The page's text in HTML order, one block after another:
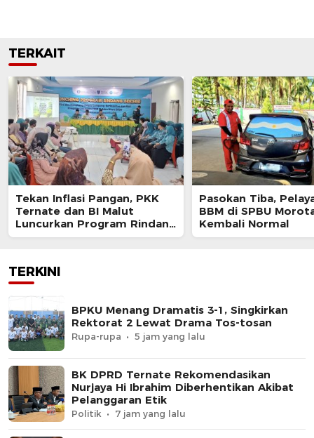
TERKAIT
Tekan Inflasi Pangan, PKK
Ternate dan BI Malut
Luncurkan Program Rindang
Berseri
Pasokan Tiba,
BBM di SPBU
Kembali Normal
TERKINI
BPKU Menang Dramatis 3-1, Singkirkan
Rektorat 2 Lewat Drama Tos-tosan
Rupa-rupa 5 jam yang lalu
BK DPRD Ternate Rekomendasikan
Nurjaya Hi Ibrahim Diberhentikan Akibat
Pelanggaran Etik
Politik 7 jam yang lalu